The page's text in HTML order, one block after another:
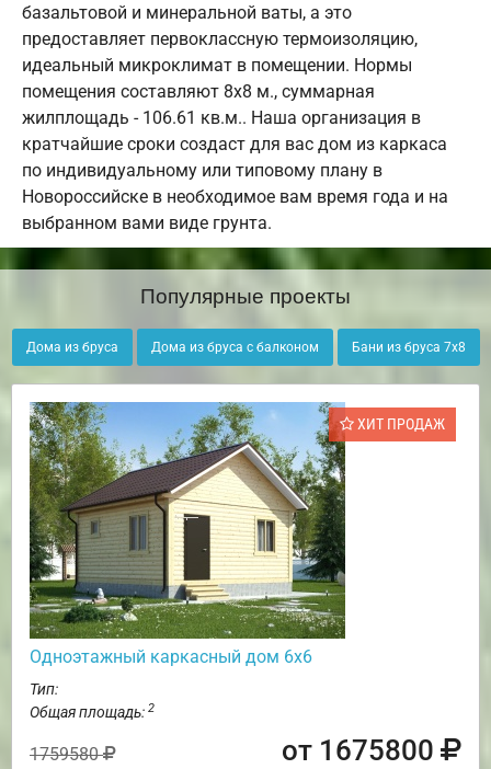
базальтовой и минеральной ваты, а это
предоставляет первоклассную термоизоляцию,
идеальный микроклимат в помещении. Нормы
помещения составляют 8х8 м., суммарная
жилплощадь - 106.61 кв.м.. Наша организация в
кратчайшие сроки создаст для вас дом из каркаса
по индивидуальному или типовому плану в
Новороссийске в необходимое вам время года и на
выбранном вами виде грунта.
Популярные проекты
Дома из бруса Дома из бруса с балконом Бани из бруса 7х8
ХИТ ПРОДАЖ
Одноэтажный каркасный дом 6х6
Тип:
Общая площадь: 2
1759580 от 1675800